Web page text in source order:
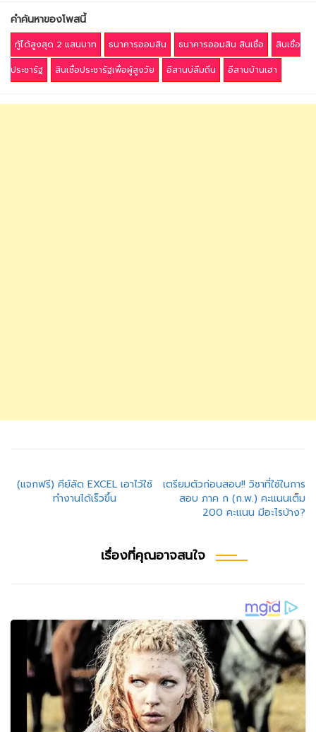
คำค้นหาของโพสนี้
กู้ได้สูงสุด 2 แสนบาท ธนาคารออมสิน ธนาคารออมสิน สินเชื่อ
สินเชื่อ
ประชารัฐ
สินเชื่อประชารัฐเพื่อผู้สูงวัย อีสานบ่ลืมถิ่น อีสานบ้านเฮา
แนะแนว
(แจกฟรี) คีย์ลัด EXCEL เอาไว้ใช้
ทำงานได้เร็วขึ้น
เตรียมตัวก่อนสอบ!! วิชาที่ใช้ในการ
สอบ ภาค ก (ก.พ.) คะแนนเต็ม
200 คะแนน มีอะไรบ้าง?
เรื่องที่คุณอาจสนใจ